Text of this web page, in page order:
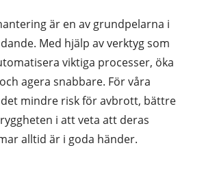
är en av grundpelarna i
Med hjälp av verktyg som
viktiga processer, öka
agera snabbare. För våra
mindre risk för avbrott, bättre
i att veta att deras
alltid är i goda händer.